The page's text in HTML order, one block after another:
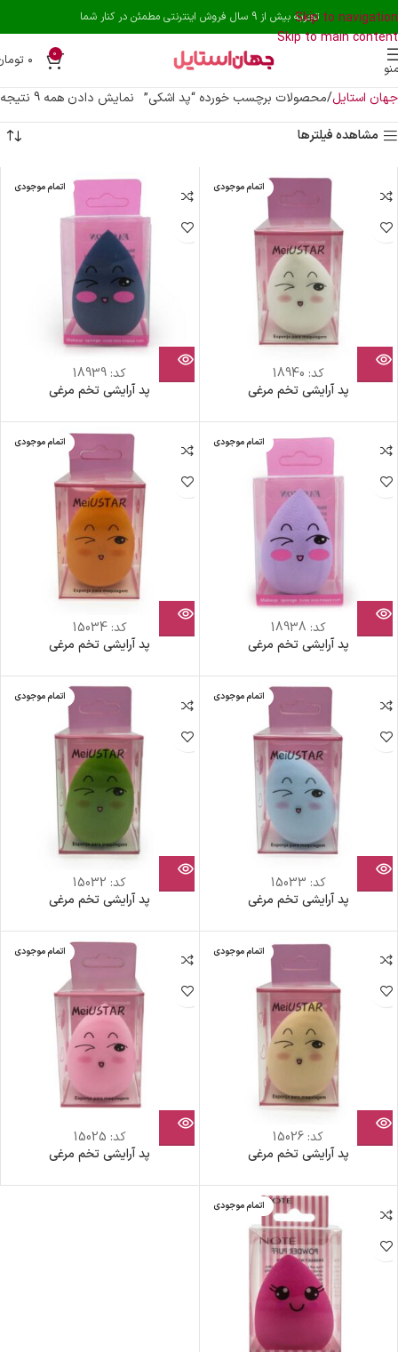
Skip to navigation
Skip to main content
تجربه بیش از 9 سال فروش اینترنتی مطمئن در کنار شما
0 ۰
جهان استایل محصولات برچسب خورده “پد اشکی” نمایش دادن همه 9 نتیجه
مشاهده فیلترها
اتمام موجودی
کد: 18940
پد آرایشی تخم مرغی
اتمام موجودی
کد: 18939
پد آرایشی تخم مرغی
اتمام موجودی
کد: 18938
پد آرایشی تخم مرغی
اتمام موجودی
کد:15034
پد آرایشی تخم مرغی
اتمام موجودی
کد: 15033
پد آرایشی تخم مرغی
اتمام موجودی
کد: 15032
پد آرایشی تخم مرغی
اتمام موجودی
کد: 15026
پد آرایشی تخم مرغی
اتمام موجودی
کد: 15025
پد آرایشی تخم مرغی
اتمام موجودی